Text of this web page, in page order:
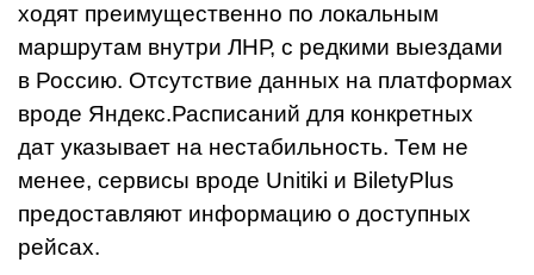
ходят преимущественно по локальным
маршрутам внутри ЛНР, с редкими выездами
в Россию. Отсутствие данных на платформах
вроде Яндекс.Расписаний для конкретных
дат указывает на нестабильность. Тем не
менее, сервисы вроде Unitiki и BiletyPlus
предоставляют информацию о доступных
рейсах.